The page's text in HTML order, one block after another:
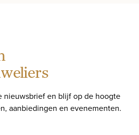
nieuwsbrief en blijf op de hoogte
aanbiedingen en evenementen.